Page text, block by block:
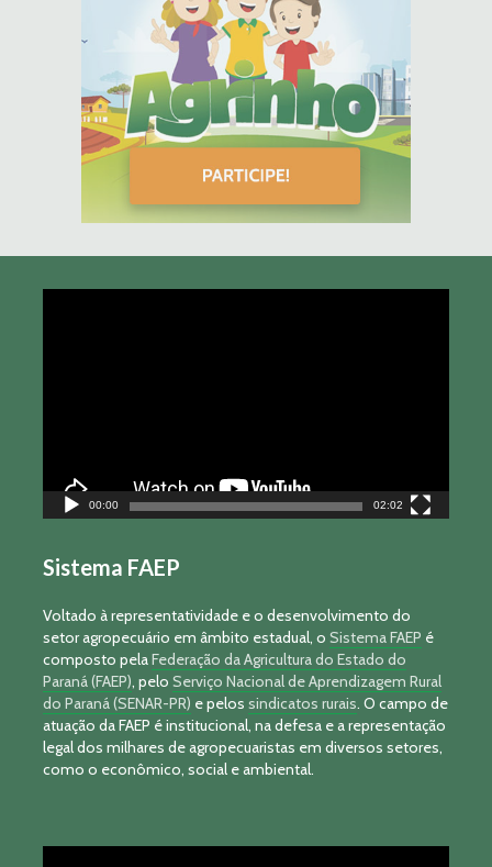
00:00 02:02
Sistema FAEP
Voltado à representatividade e o desenvolvimento do
setor agropecuário em âmbito estadual, o Sistema FAEP é
composto pelaFederação da Agricultura do Estado do
Paraná (FAEP) , pelo Serviço Nacional de Aprendizagem Rural
do Paraná (SENAR-PR) e pelos sindicatos rurais . O campo de
atuação da FAEP é institucional, na defesa e a representação
legal dos milhares de agropecuaristas em diversos setores,
como o econômico, social e ambiental.